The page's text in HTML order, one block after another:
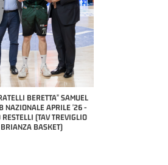
BERETTA" SAMUEL
NAZIONALE APRILE '26 -
RESTELLI (TAV TREVIGLIO
BRIANZA BASKET)